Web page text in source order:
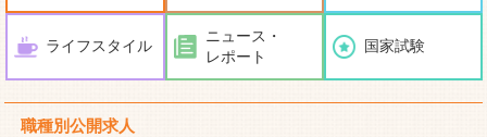
ライフスタイル
ニュース・
レポート
国家試験
職種別公開求人